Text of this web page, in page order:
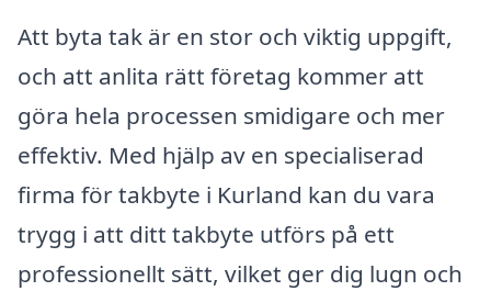
Att byta tak är en stor och viktig uppgift,
och att anlita rätt företag kommer att
göra hela processen smidigare och mer
effektiv. Med hjälp av en specialiserad
firma för takbyte i Kurland kan du vara
trygg i att ditt takbyte utförs på ett
professionellt sätt, vilket ger dig lugn och